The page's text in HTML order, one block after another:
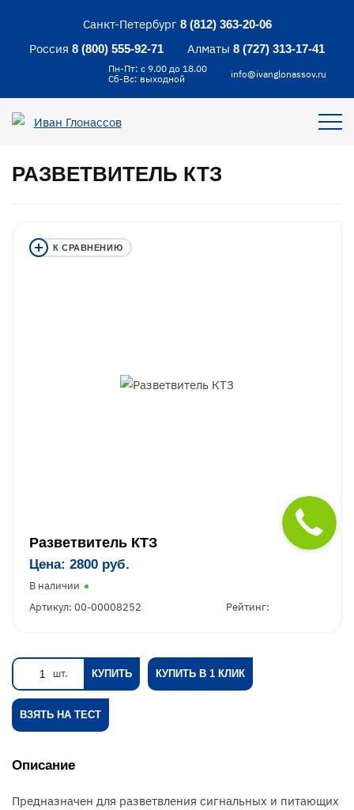
Санкт-Петербург 8 (812) 363-20-06
Россия 8 (800) 555-92-71 Алматы 8 (727) 313-17-41
Пн-Пт: с 9.00 до 18.00
Сб-Вс: выходной
info@ivanglonassov.ru
РАЗВЕТВИТЕЛЬ КТЗ
Разветвитель КТЗ
Цена: 2800 руб.
В наличии
Артикул: 00-00008252
Рейтинг:
шт. КУПИТЬ КУПИТЬ В 1 КЛИК
ВЗЯТЬ НА ТЕСТ
Описание
Предназначен для разветвления сигнальных и питающих